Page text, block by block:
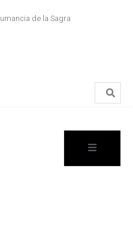
de la Sagra